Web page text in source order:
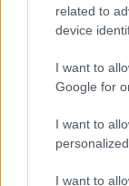
related to
device
I want to
Google for
I want to
I want to